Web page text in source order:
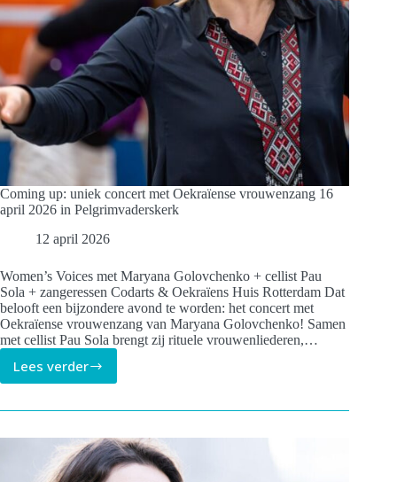
Coming up: uniek concert met Oekraïense vrouwenzang 16
april 2026 in Pelgrimvaderskerk
12 april 2026
Women’s Voices met Maryana Golovchenko + cellist Pau
Sola + zangeressen Codarts & Oekraïens Huis Rotterdam Dat
belooft een bijzondere avond te worden: het concert met
Oekraïense vrouwenzang van Maryana Golovchenko! Samen
met cellist Pau Sola brengt zij rituele vrouwenliederen,…
Lees verder
Coming
uniek
met
Oekraïense